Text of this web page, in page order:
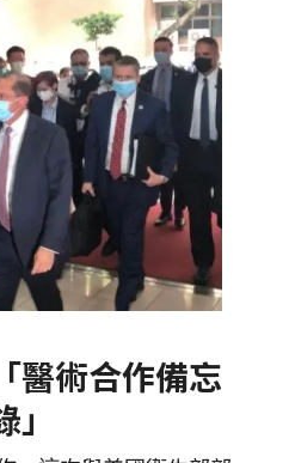
醫術合作備忘
」